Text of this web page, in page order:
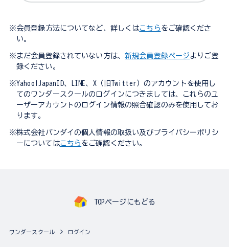
※会員登録方法についてなど、詳しくはこちら をご確認くださ
い。
※まだ会員登録されていない方は、 新規会員登録ページ よりご登
録ください。
※Yahoo!JapanID、LINE、X（旧Twitter）のアカウントを使用し
てのワンダースクールのログインにつきましては、これらのユ
ーザーアカウントのログイン情報の照合確認のみを使用してお
ります。
※株式会社バンダイの個人情報の取扱い及びプライバシーポリシ
ーについてはこちら をご確認ください。
TOPページにもどる
ワンダースクール ログイン